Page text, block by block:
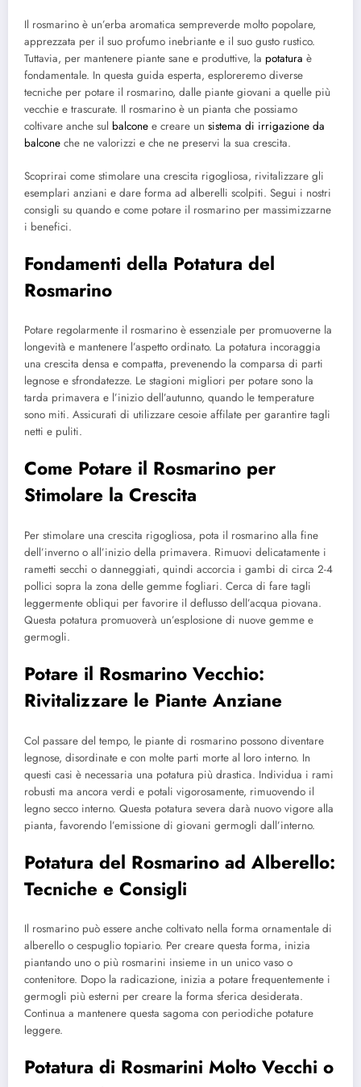
Il rosmarino è un’erba aromatica sempreverde molto popolare,
apprezzata per il suo profumo inebriante e il suo gusto rustico.
Tuttavia, per mantenere piante sane e produttive, la potatura è
fondamentale. In questa guida esperta, esploreremo diverse
tecniche per potare il rosmarino, dalle piante giovani a quelle più
vecchie e trascurate. Il rosmarino è un pianta che possiamo
coltivare anche sul balcone e creare un sistema di irrigazione da
balcone che ne valorizzi e che ne preservi la sua crescita.
Scoprirai come stimolare una crescita rigogliosa, rivitalizzare gli
esemplari anziani e dare forma ad alberelli scolpiti. Segui i nostri
consigli su quando e come potare il rosmarino per massimizzarne
i benefici.
Fondamenti della Potatura del
Rosmarino
Potare regolarmente il rosmarino è essenziale per promuoverne la
longevità e mantenere l’aspetto ordinato. La potatura incoraggia
una crescita densa e compatta, prevenendo la comparsa di parti
legnose e sfrondatezze. Le stagioni migliori per potare sono la
tarda primavera e l’inizio dell’autunno, quando le temperature
sono miti. Assicurati di utilizzare cesoie affilate per garantire tagli
netti e puliti.
Come Potare il Rosmarino per
Stimolare la Crescita
Per stimolare una crescita rigogliosa, pota il rosmarino alla fine
dell’inverno o all’inizio della primavera. Rimuovi delicatamente i
rametti secchi o danneggiati, quindi accorcia i gambi di circa 2-4
pollici sopra la zona delle gemme fogliari. Cerca di fare tagli
leggermente obliqui per favorire il deflusso dell’acqua piovana.
Questa potatura promuoverà un’esplosione di nuove gemme e
germogli.
Potare il Rosmarino Vecchio:
Rivitalizzare le Piante Anziane
Col passare del tempo, le piante di rosmarino possono diventare
legnose, disordinate e con molte parti morte al loro interno. In
questi casi è necessaria una potatura più drastica. Individua i rami
robusti ma ancora verdi e potali vigorosamente, rimuovendo il
legno secco interno. Questa potatura severa darà nuovo vigore alla
pianta, favorendo l’emissione di giovani germogli dall’interno.
Potatura del Rosmarino ad Alberello:
Tecniche e Consigli
Il rosmarino può essere anche coltivato nella forma ornamentale di
alberello o cespuglio topiario. Per creare questa forma, inizia
piantando uno o più rosmarini insieme in un unico vaso o
contenitore. Dopo la radicazione, inizia a potare frequentemente i
germogli più esterni per creare la forma sferica desiderata.
Continua a mantenere questa sagoma con periodiche potature
leggere.
Potatura di Rosmarini Molto Vecchi o